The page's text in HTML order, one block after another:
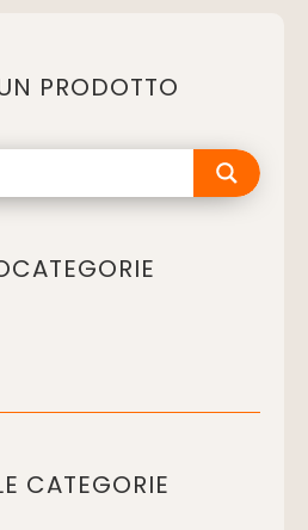
PRODOTTO
CATEGORIE